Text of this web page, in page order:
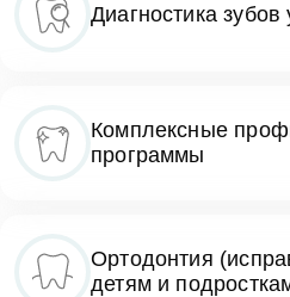
Диагностика зубов
Комплексные
программы
Ортодонтия
детям и